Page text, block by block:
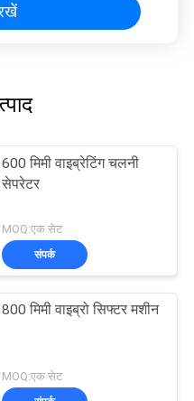
600 मिमी वाइब्रेटिंग चलनी
सेपरेटर
MOQ:एक सेट
संपर्क
800 मिमी वाइब्रो सिफ्टर मशीन
MOQ:एक सेट